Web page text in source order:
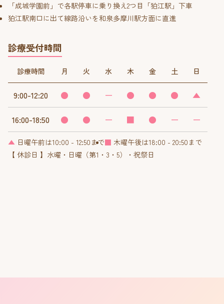
「成城学園前」で各駅停車に乗り換え2つ目「狛江駅」下車
狛江駅南口に出て線路沿いを和泉多摩川駅方面に直進
診療受付時間
診療時間 月 火 水 木 金 土 日
9:00-12:20 ● ● ー ● ● ● ▲
16:00-18:50 ● ● ー ■ ● ー ー
▲ 日曜午前は10:00 - 12:50まで■ 木曜午後は18:00 - 20:50まで
【 休診日 】水曜・日曜（第1・3・5）・祝祭日